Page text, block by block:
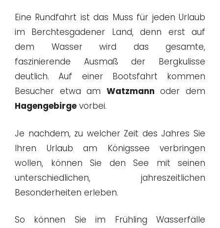
Eine Rundfahrt ist das Muss für jeden Urlaub
im Berchtesgadener Land, denn erst auf
dem Wasser wird das gesamte,
faszinierende Ausmaß der Bergkulisse
deutlich. Auf einer Bootsfahrt kommen
Besucher etwa am Watzmann oder dem
Hagengebirge vorbei.
Je nachdem, zu welcher Zeit des Jahres Sie
Ihren Urlaub am Königssee verbringen
wollen, können Sie den See mit seinen
unterschiedlichen, jahreszeitlichen
Besonderheiten erleben.
So können Sie im Frühling Wasserfälle